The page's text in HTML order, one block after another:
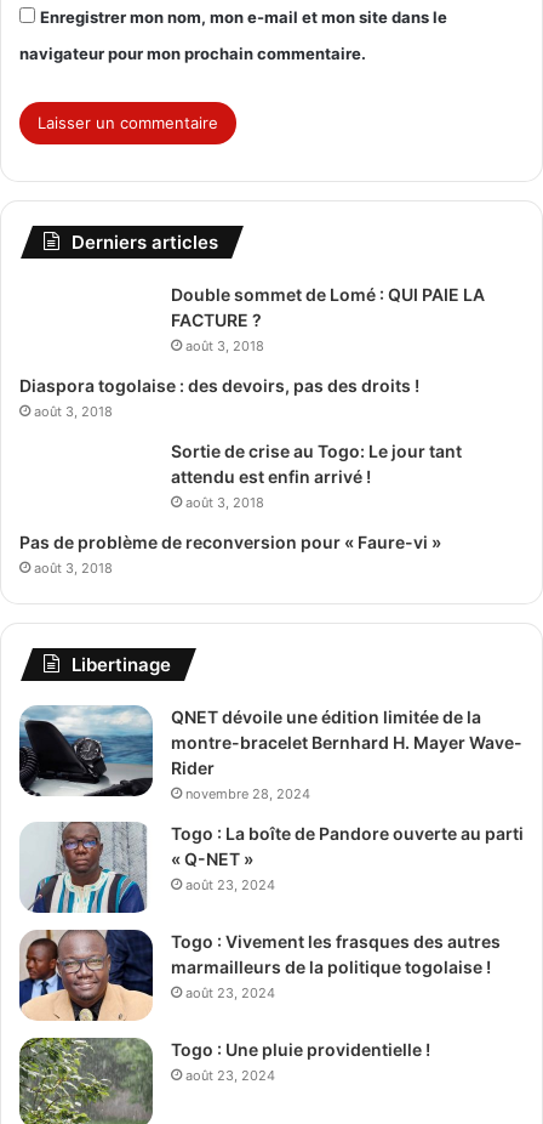
Enregistrer mon nom, mon e-mail et mon site dans le
navigateur pour mon prochain commentaire.
Derniers articles
Double sommet de Lomé : QUI PAIE LA
FACTURE ?
août 3, 2018
Diaspora togolaise : des devoirs, pas des droits !
août 3, 2018
Sortie de crise au Togo: Le jour tant
attendu est enfin arrivé !
août 3, 2018
Pas de problème de reconversion pour « Faure-vi »
août 3, 2018
Libertinage
QNET dévoile une édition limitée de la
montre-bracelet Bernhard H. Mayer Wave-
Rider
novembre 28, 2024
Togo : La boîte de Pandore ouverte au parti
« Q-NET »
août 23, 2024
Togo : Vivement les frasques des autres
marmailleurs de la politique togolaise !
août 23, 2024
Togo : Une pluie providentielle !
août 23, 2024